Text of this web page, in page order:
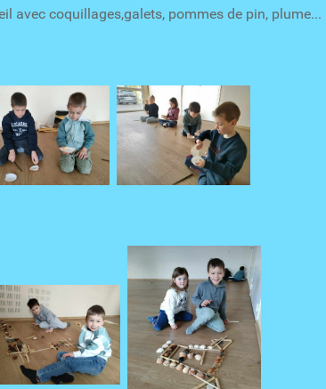
avec coquillages,galets, pommes de pin, plume...